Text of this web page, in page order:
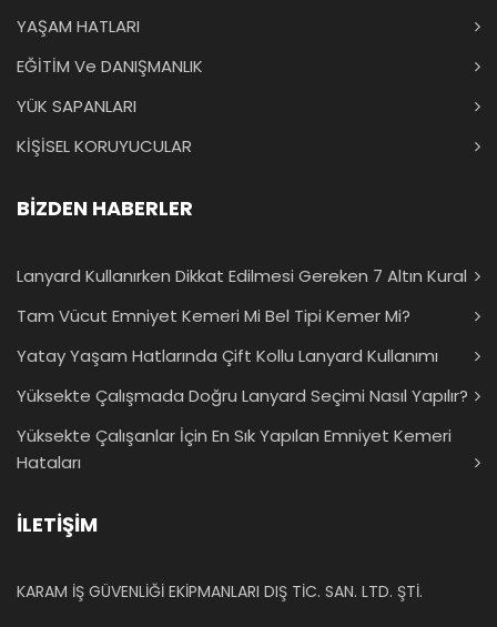
YAŞAM HATLARI
EĞİTİM Ve DANIŞMANLIK
YÜK SAPANLARI
KİŞİSEL KORUYUCULAR
BİZDEN HABERLER
Lanyard Kullanırken Dikkat Edilmesi Gereken 7 Altın Kural
Tam Vücut Emniyet Kemeri Mi Bel Tipi Kemer Mi?
Yatay Yaşam Hatlarında Çift Kollu Lanyard Kullanımı
Yüksekte Çalışmada Doğru Lanyard Seçimi Nasıl Yapılır?
Yüksekte Çalışanlar İçin En Sık Yapılan Emniyet Kemeri
Hataları
İLETİŞİM
KARAM İŞ GÜVENLİĞİ EKİPMANLARI DIŞ TİC. SAN. LTD. ŞTİ.